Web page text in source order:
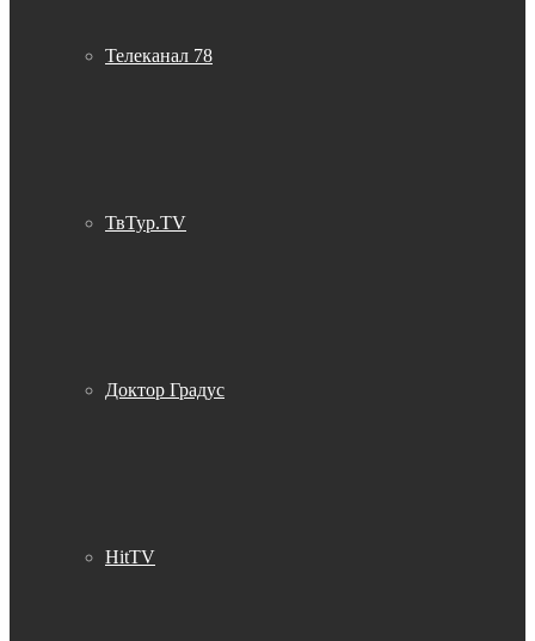
Телеканал 78
ТвТур.TV
Доктор Градус
HitTV